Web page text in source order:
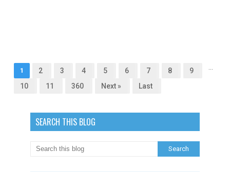
1 2 3 4 5 6 7 8
9
10
11 360 Next » Last
SEARCH THIS BLOG